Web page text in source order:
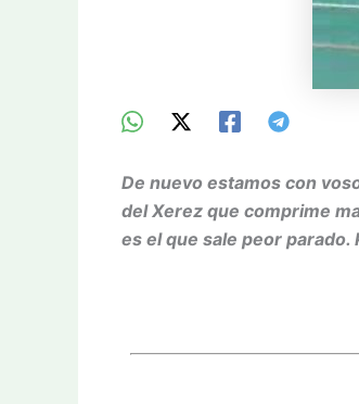
De nuevo estamos con
del Xerez que comprime
es el que sale peor parado.